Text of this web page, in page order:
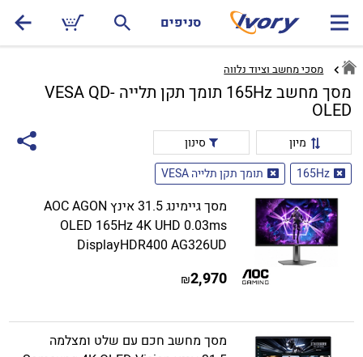
סניפים
מסכי מחשב וציוד נלווה
מסך מחשב 165Hz תומך תקן תלייה VESA QD-
OLED
מיון
סינון
165Hz
תומך תקן תלייה VESA
מסך גיימינג 31.5 אינץ AOC AGON
OLED 165Hz 4K UHD 0.03ms
DisplayHDR400 AG326UD
2,970
₪
מסך מחשב חכם עם שלט ומצלמה